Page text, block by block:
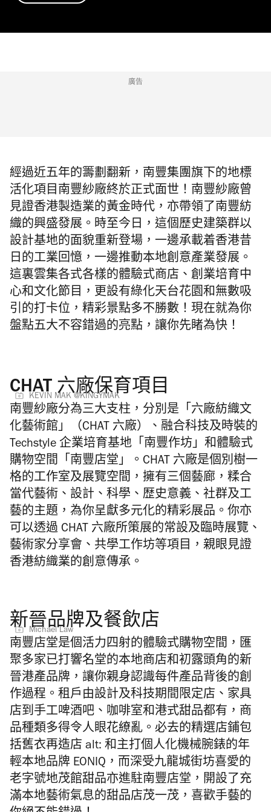
廣告
經過近五年的籌劃翻新，南豐集團旗下的地標
活化項目南豐紗廠終於正式面世！南豐紗廠曾
見證香港製造業的黃金時代，亦帶領了南豐紡
織的興盛發展。時至今日，這個歷史建築群以
設計基地的面貌重新登場，一邊承載着香港昔
日的工業回憶，一邊推動本地創意產業發展。
這裏雲集各式各樣的體驗式商店、創業培育中
心和文化節目，更設有綠化天台花園和無數吸
引的打卡位，精彩景點多不勝數！現在就為你
盤點五大不容錯過的亮點，讓你先睹為快！
CHAT 六廠保育項目
KEVIN MAK @KINGYMAK
南豐紗廠分為三大支柱，分別是「六廠紡織文
化藝術館」（CHAT 六廠）、融合科技及時裝的
Techstyle 企業培育基地「南豐作坊」和體驗式
購物空間「南豐店堂」。 CHAT 六廠是個別樹一
格的工作室及展覽空間，擁有三個藝廊，糅合
當代藝術、設計、科學、歴史意義、社群及工
藝的主題，為你呈獻多元化的精彩展品。你亦
可以透過 CHAT 六廠所策展的常設及臨時展覽、
藝術家分享會、共學工作坊等項目，親眼見證
香港紡織業的創意傳承。
新晉品牌及餐飲店
Michael Law
南豐店堂是個活力四射的體驗式購物空間，匯
聚多家已打響名堂的本地商店和初露頭角的新
晉港產品牌，讓你親身認識每件產品背後的創
作過程。租戶由設計及科技期間限定店、家具
店到手工啤酒吧、咖啡室和港式甜品都有，商
品種類多得令人眼花繚亂。必去的精選店鋪包
括舊衣再造店 alt: 和主打個人化機械腕錶的年
輕本地品牌 EONIQ ，而深受九龍城街坊喜愛的
老字號地茂館甜品亦進駐南豐店堂，開設了充
滿本地藝術氣息的甜品店茂一茂 ，喜歡手藝的